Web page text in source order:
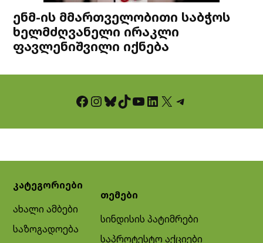
ენმ-ის მმართველობითი საბჭოს
ხელმძღვანელი ირაკლი
ფავლენიშვილი იქნება
Facebook InstagramBluesky TikTok YouTube LinkedIn X Telegram
კატეგორიები
ახალი ამბები
საზოგადოება
თემები
სინდისის პატიმრები
საპროტესტო აქციები